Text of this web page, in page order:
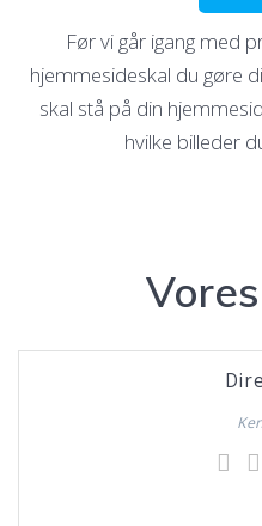
Før vi går igang med
hjemmesideskal du gøre
skal stå på din
hvilke billeder